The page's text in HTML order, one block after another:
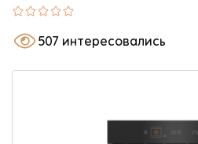
Варочные панели
507 интересовались